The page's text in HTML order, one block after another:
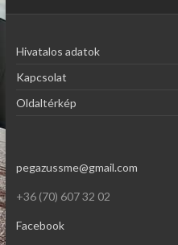
Hivatalos adatok
Kapcsolat
Oldaltérkép
pegazussme@gmail.com
+36 (70) 607 32 02
Facebook